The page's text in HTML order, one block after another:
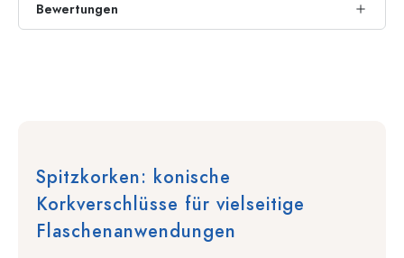
Bewertungen
Spitzkorken: konische
Korkverschlüsse für vielseitige
Flaschenanwendungen